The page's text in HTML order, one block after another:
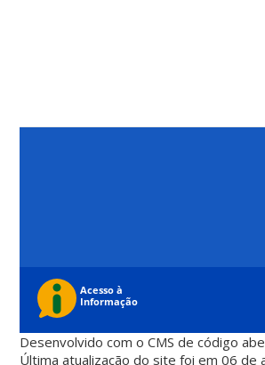
Desenvolvido com o CMS de código
Última atualização do site foi em 06 de